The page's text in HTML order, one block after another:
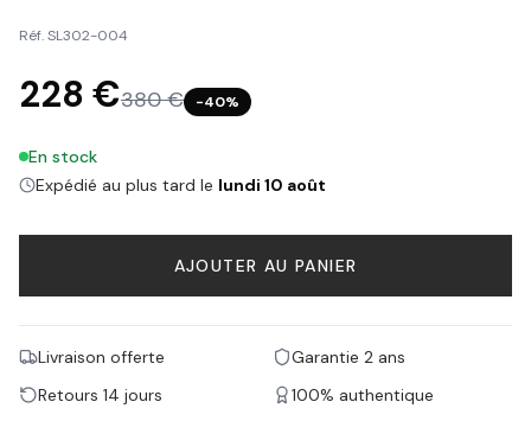
Réf.SL302-004
228 €380 € −40%
En stock
Expédié au plus tard le lundi 10 août
AJOUTER AU PANIER
Livraison offerte
Garantie 2 ans
Retours 14 jours
100% authentique